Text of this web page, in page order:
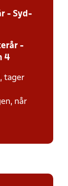
- Syd-
-
4
tager
når